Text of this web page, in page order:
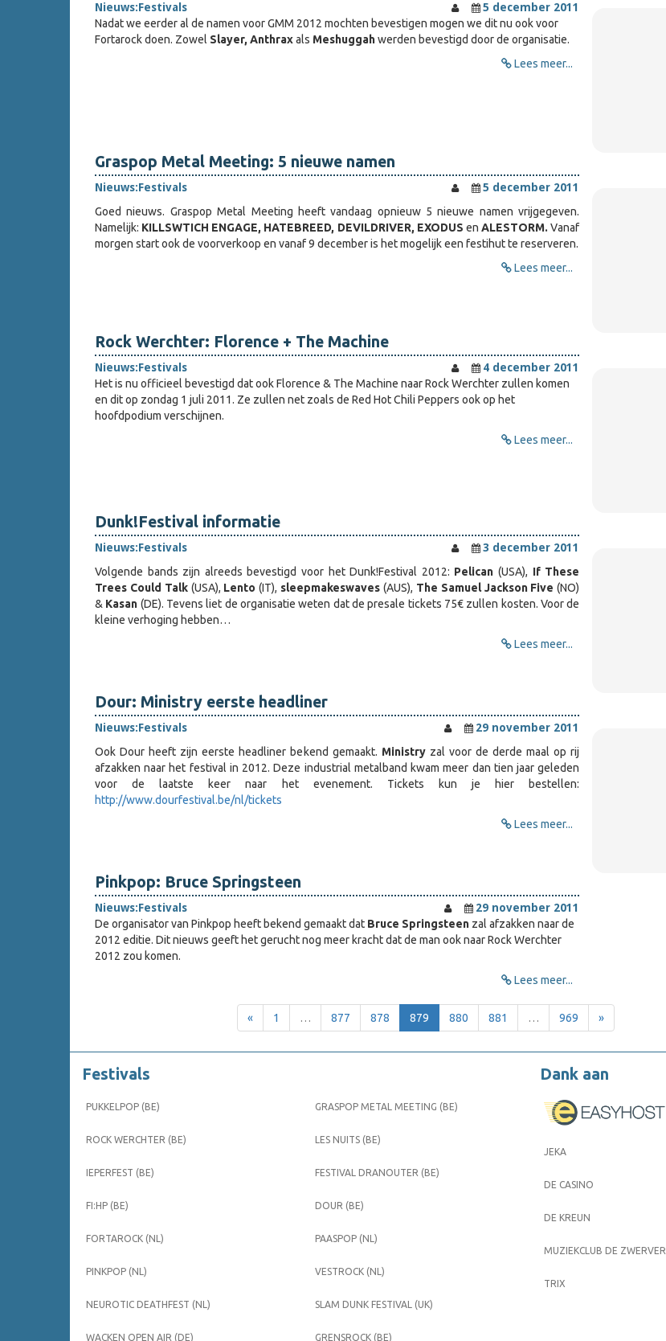
Nieuws:Festivals
5 december 2011
Nadat we eerder al de namen voor GMM 2012 mochten bevestigen mogen we dit nu ook voor
Fortarock doen. Zowel Slayer, Anthraxals Meshuggahwerden bevestigd door de organisatie.
Lees meer...
Graspop Metal Meeting: 5 nieuwe namen
Nieuws:Festivals
5 december 2011
Goed nieuws. Graspop Metal Meeting heeft vandaag opnieuw 5 nieuwe namen vrijgegeven.
Namelijk: KILLSWTICH ENGAGE, HATEBREED, DEVILDRIVER, EXODUS enALESTORM.Vanaf
morgen start ook de voorverkoop en vanaf 9 december is het mogelijk een festihut te reserveren.
Lees meer...
Rock Werchter: Florence + The Machine
Nieuws:Festivals
4 december 2011
Het is nu officieel bevestigd dat ook Florence & The Machine naar Rock Werchter zullen komen
en dit op zondag 1 juli 2011. Ze zullen net zoals de Red Hot Chili Peppers ook op het
hoofdpodium verschijnen.
Lees meer...
Dunk!Festival informatie
Nieuws:Festivals
3 december 2011
Volgende bands zijn alreeds bevestigd voor het Dunk!Festival 2012: Pelican (USA), If These
Trees Could Talk(USA), Lento (IT), sleepmakeswaves (AUS), The Samuel Jackson Five (NO)
& Kasan (DE). Tevens liet de organisatie weten dat de presale tickets 75€ zullen kosten. Voor de
kleine verhoging hebben…
Lees meer...
Dour: Ministry eerste headliner
Nieuws:Festivals
29 november 2011
Ook Dour heeft zijn eerste headliner bekend gemaakt. Ministryzal voor de derde maal op rij
afzakken naar het festival in 2012. Deze industrial metalband kwam meer dan tien jaar geleden
voor de laatste keer naar het evenement. Tickets kun je hier bestellen:
http://www.dourfestival.be/nl/tickets
Lees meer...
Pinkpop: Bruce Springsteen
Nieuws:Festivals
29 november 2011
De organisator van Pinkpop heeft bekend gemaakt dat Bruce Springsteen zal afzakken naar de
2012 editie. Dit nieuws geeft het gerucht nog meer kracht dat de man ook naar Rock Werchter
2012 zou komen.
Lees meer...
« 1 … 877 878 879 880 881 … 969 »
Festivals
PUKKELPOP (BE)
ROCK WERCHTER (BE)
IEPERFEST (BE)
FI:HP (BE)
FORTAROCK (NL)
PINKPOP (NL)
NEUROTIC DEATHFEST (NL)
WACKEN OPEN AIR (DE)
GRASPOP METAL MEETING (BE)
LES NUITS (BE)
FESTIVAL DRANOUTER (BE)
DOUR (BE)
PAASPOP (NL)
VESTROCK (NL)
SLAM DUNK FESTIVAL (UK)
GRENSROCK (BE)
Dank aan
JEKA
DE CASINO
DE KREUN
MUZIEKCLUB DE ZWERVER
TRIX